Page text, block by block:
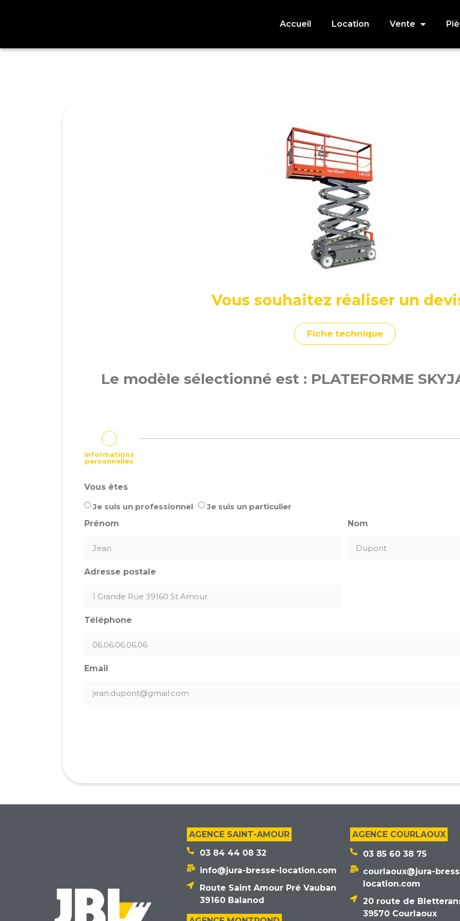
Accueil Location Vente
Vous souhaitez réaliser un
Fiche technique
Le modèle sélectionné est : PLATEFORME
Informations
personnelles
Vous êtes
Je suis un professionnel
Je suis un particulier
Prénom
Nom
Adresse postale
Téléphone
Email
AGENCE SAINT-AMOUR
03 84 44 08 32
info@jura-bresse-location.com
Route Saint Amour Pré Vauban
39160 Balanod
AGENCE COURLAOUX
03 85 60 38 75
courlaoux@jura-
location.com
20 route de
39570 Courlaoux